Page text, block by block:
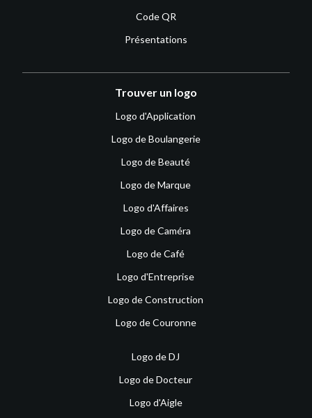
Code QR
Présentations
Trouver un logo
Logo d'Application
Logo de Boulangerie
Logo de Beauté
Logo de Marque
Logo d'Affaires
Logo de Caméra
Logo de Café
Logo d'Entreprise
Logo de Construction
Logo de Couronne
Logo de DJ
Logo de Docteur
Logo d'Aigle